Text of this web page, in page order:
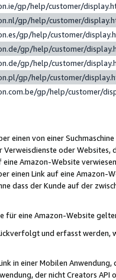
gp/help/customer/
gp/help/customer/
gp/help/customer/
gp/help/customer/
gp/help/customer/
gp/help/customer/
gp/help/customer/
einen von einer
oder Websites,
Amazon-Website
einen Link auf eine
dass der Kunde auf der
für eine Amazon-Website
und erfasst werden,
in einer Mobilen
der nicht Creators